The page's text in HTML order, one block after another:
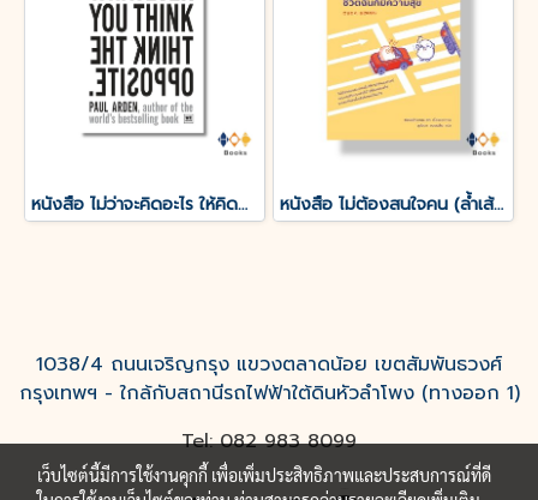
หนังสือ ไม่ว่าจะคิดอะไร ให้คิดตรงกันข้าม Whatever You Think, Think the Opposite หนังสือ ไม่ต้องสนใจคน (ล้ำเส้น) แบบนั้นชีวิตฉันก็มีความสุข
1038/4 ถนนเจริญกรุง แขวงตลาดน้อย เขตสัมพันธวงศ์
กรุงเทพฯ - ใกล้กับสถานีรถไฟฟ้าใต้ดินหัวลำโพง (ทางออก 1)
Tel: 082 983 8099
เว็บไซต์นี้มีการใช้งานคุกกี้ เพื่อเพิ่มประสิทธิภาพและประสบการณ์ที่ดี